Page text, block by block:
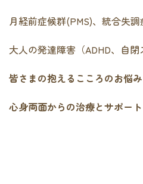
月経前症候群(PMS)、統合失調
大人の発達障害（ADHD、自閉
皆さまの抱えるこころのお悩み
心身両面からの治療とサポート